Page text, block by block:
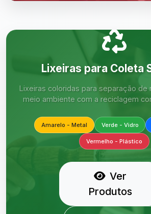
Lixeiras para Coleta
Lixeiras coloridas para separação de
meio ambiente com a reciclagem
Amarelo - Metal Verde - Vidro
Vermelho - Plástico
Ver
Produtos